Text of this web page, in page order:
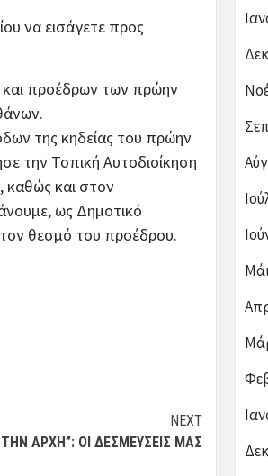
να εισάγετε προς
και προέδρων των πρώην
της κηδείας του πρώην
την Τοπική Αυτοδιοίκηση
καθώς και στον
ως Δημοτικό
θεσμό του προέδρου.
NEXT
ΑΡΧΗ”: ΟΙ ΔΕΣΜΕΎΣΕΙΣ ΜΑΣ